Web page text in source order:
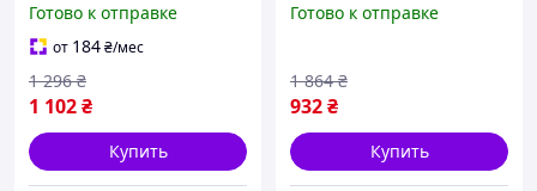
входных и межкомнатных
дверей 60 85 кг с
локтевой тягой
Готово к отправке
от 184₴/мес
1 102₴
1 296 ₴
Купить
уличный, Доводчик для
Готово к отправке
932₴
1 864 ₴
Купить